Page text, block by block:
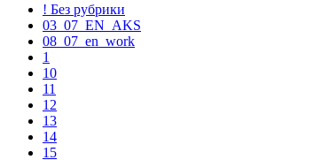
! Без рубрики
03_07_EN_AKS
08_07_en_work
1
10
11
12
13
14
15